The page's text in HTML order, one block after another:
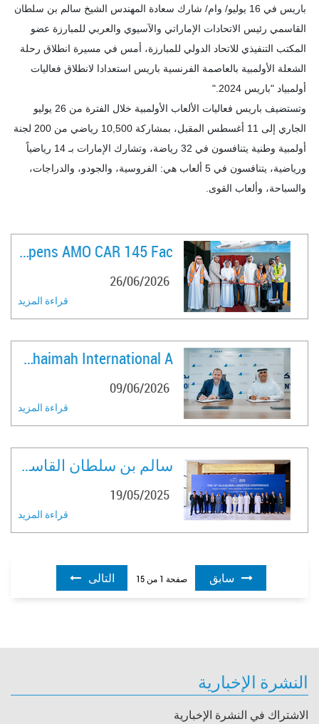
باريس في 16 يوليو/ وام/ شارك سعادة المهندس الشيخ سالم بن سلطان
القاسمي رئيس الاتحادات الإماراتي والآسيوي والعربي للمبارزة عضو
المكتب التنفيذي للاتحاد الدولي للمبارزة، أمس في مسيرة انطلاق رحلة
الشعلة الأولمبية بالعاصمة الفرنسية باريس استعدادا لانطلاق فعاليات
أولمبياد "باريس 2024
".
وتستضيف باريس فعاليات الألعاب الأولمبية خلال الفترة من 26 يوليو
الجاري إلى 11 أغسطس المقبل، بمشاركة 10,500 رياضي من 200 لجنة
أولمبية وطنية يتنافسون في 32 رياضة، وتشارك الإمارات بـ 14 رياضياً
ورياضية، يتنافسون في 5 ألعاب هي: الفروسية، والجودو، والدراجات،
والسباحة، وألعاب القوى
540 شخصاً
.
وأعرب سعادة المهندس الشيخ سالم بن سلطان القاسمي عن سعادته
بالمشاركة في هذه الاحتفالية التي تقام قبيل انطلاق دورة الألعاب
الأولمبية، حيث تم توجيه الدعوة لسعادته بصفته رئيس الاتحاد الآسيوي
استضافة هذا الحدث الأولمبي الكبير، والنجاح والسداد لبعثة الإمارات
المشاركة في الأولمبياد
https://www.wam.ae/ar/article/b46vdac
FlyVaayu Opens AMO CAR 145 Fac ..
26/06/2026
قراءة المزيد
Ras Al Khaimah International A ..
09/06/2026
قراءة المزيد
سالم بن سلطان القاسمي يشهد انط ..
19/05/2025
قراءة المزيد
سابق صفحة 1 من15 التالى
النشرة الإخبارية
الاشتراك في النشرة الإخبارية